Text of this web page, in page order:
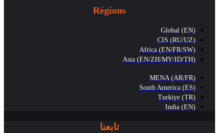
Régions
Global (EN)
CIS (RU/UZ)
Africa (EN/FR/SW)
Asia (EN/ZH/MY/ID/TH)
MENA (AR/FR)
South America (ES)
Turkiye (TR)
India (EN)
تابعنا